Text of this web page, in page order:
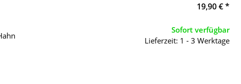
19,90 €*
Sofort verfügbar
Lieferzeit: 1 - 3 Werktage